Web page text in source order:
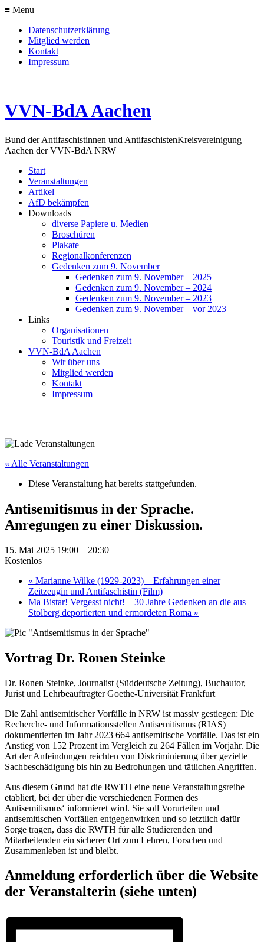
≡ Menu
Datenschutzerklärung
Mitglied werden
Kontakt
Impressum
VVN-BdA Aachen
Bund der Antifaschistinnen und AntifaschistenKreisvereinigung
Aachen der VVN-BdA NRW
Start
Veranstaltungen
Artikel
AfD bekämpfen
Downloads
diverse Papiere u. Medien
Broschüren
Plakate
Regionalkonferenzen
Gedenken zum 9. November
Gedenken zum 9. November – 2025
Gedenken zum 9. November – 2024
Gedenken zum 9. November – 2023
Gedenken zum 9. November – vor 2023
Links
Organisationen
Touristik und Freizeit
VVN-BdA Aachen
Wir über uns
Mitglied werden
Kontakt
Impressum
« Alle Veranstaltungen
Diese Veranstaltung hat bereits stattgefunden.
Antisemitismus in der Sprache.
Anregungen zu einer Diskussion.
15. Mai 2025 19:00 – 20:30
Kostenlos
« Marianne Wilke (1929-2023) – Erfahrungen einer
Zeitzeugin und Antifaschistin (Film)
Ma Bistar! Vergesst nicht! – 30 Jahre Gedenken an die aus
Stolberg deportierten und ermordeten Roma »
Vortrag Dr. Ronen Steinke
Dr. Ronen Steinke, Journalist (Süddeutsche Zeitung), Buchautor,
Jurist und Lehrbeauftragter Goethe-Universität Frankfurt
Die Zahl antisemitischer Vorfälle in NRW ist massiv gestiegen: Die
Recherche- und Informationsstellen Antisemitismus (RIAS)
dokumentierten im Jahr 2023 664 antisemitische Vorfälle. Das ist ein
Anstieg von 152 Prozent im Vergleich zu 264 Fällen im Vorjahr. Die
Art der Anfeindungen reichten von Diskriminierung über gezielte
Sachbeschädigung bis hin zu Bedrohungen und tätlichen Angriffen.
Aus diesem Grund hat die RWTH eine neue Veranstaltungsreihe
etabliert, bei der über die verschiedenen Formen des
Antisemitismus‘ informieret wird. Sie soll Vorurteilen und
antisemitischen Vorfällen entgegenwirken und so letztlich dafür
Sorge tragen, dass die RWTH für alle Studierenden und
Mitarbeitenden ein sicherer Ort zum Lehren, Forschen und
Zusammenleben ist und bleibt.
Anmeldung erforderlich über die Website
der Veranstalterin (siehe unten)